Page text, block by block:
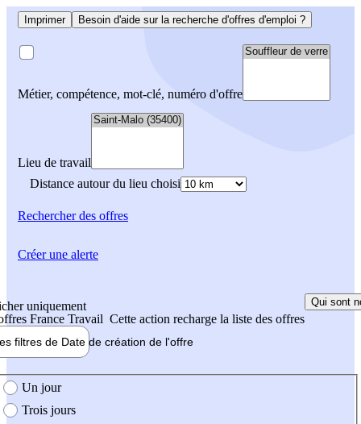
Imprimer Besoin d'aide sur la recherche d'offres d'emploi ?
Métier, compétence, mot-clé, numéro d'offre
Lieu de travail
Distance autour du lieu choisi
Rechercherdes offres
uniquement
France Travail Cette action recharge la liste des offres
Qui sont
filtres de Date de création de l'offre
création de l'offre
Un jour
Trois jours
Créer une alerte